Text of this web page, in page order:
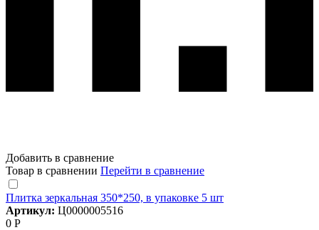
Добавить в сравнение
Товар в сравнении Перейти в сравнение
Плитка зеркальная 350*250, в упаковке 5 шт
Артикул: Ц0000005516
0 Р